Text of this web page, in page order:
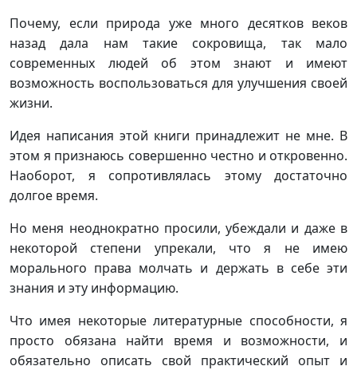
Почему, если природа уже много десятков веков
назад дала нам такие сокровища, так мало
современных людей об этом знают и имеют
возможность воспользоваться для улучшения своей
жизни.
Идея написания этой книги принадлежит не мне. В
этом я признаюсь совершенно честно и откровенно.
Наоборот, я сопротивлялась этому достаточно
долгое время.
Но меня неоднократно просили, убеждали и даже в
некоторой степени упрекали, что я не имею
морального права молчать и держать в себе эти
знания и эту информацию.
Что имея некоторые литературные способности, я
просто обязана найти время и возможности, и
обязательно описать свой практический опыт и